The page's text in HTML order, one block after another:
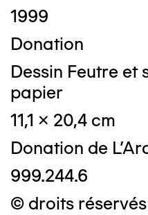
1999
Donation
Dessin Feutre et
papier
11,1 x 20,4 cm
Donation de
999.244.6
© droits réservés